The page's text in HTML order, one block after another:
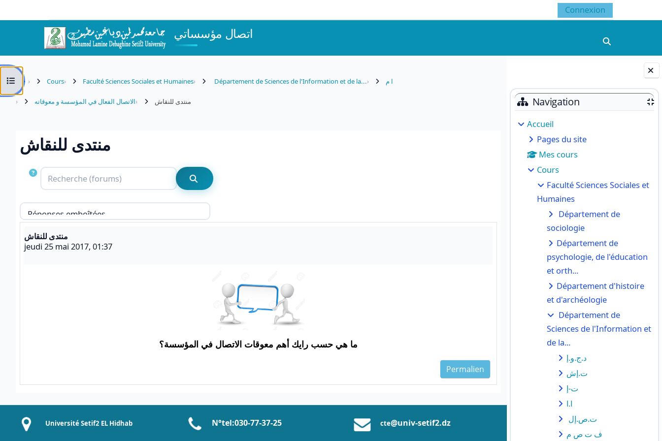
BlocsNavigation
Accueil
Pages du site
Mes cours
Cours
Faculté Sciences Sociales et
Humaines
Département de
sociologie
Département de
psychologie, de l'éducation
et orth...
Département d'histoire
et d'archéologie
Département de
Sciences de l'Information et
de la...
د.ج.و.إ
ت.إش
ت-إ
ا.ا
ت.ص.إل
ف ت ص م
Connexion
اتصال مؤسساتي
Ouvrir l’index du cours
Cours Faculté Sciences Sociales et Humaines Département de Sciences de l'Information et de la... ا م
الاتصال الفعال في المؤسسة و معوقاته منتدى للنقاش
منتدى للنقاش
Recherche (forums)
Recherche (forums)
Type d’affichage
منتدى للنقاش
jeudi 25 mai 2017, 01:37
Nombre de réponses : 0
ما هي حسب رايك أهم معوقات الاتصال في المؤسسة؟
Permalien
Université Setif2 EL Hidhab N°tel:030-77-37-25 cte@univ-setif2.dz